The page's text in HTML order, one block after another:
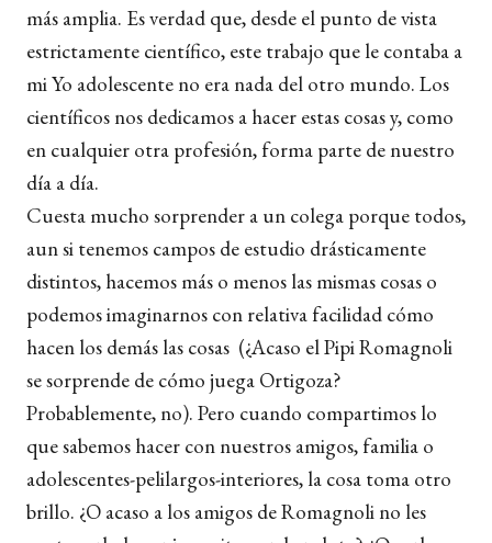
más amplia. Es verdad que, desde el punto de vista
estrictamente científico, este trabajo que le contaba a
mi Yo adolescente no era nada del otro mundo. Los
científicos nos dedicamos a hacer estas cosas y, como
en cualquier otra profesión, forma parte de nuestro
día a día.
Cuesta mucho sorprender a un colega porque todos,
aun si tenemos campos de estudio drásticamente
distintos, hacemos más o menos las mismas cosas o
podemos imaginarnos con relativa facilidad cómo
hacen los demás las cosas (¿Acaso el Pipi Romagnoli
se sorprende de cómo juega Ortigoza?
Probablemente, no). Pero cuando compartimos lo
que sabemos hacer con nuestros amigos, familia o
adolescentes-pelilargos-interiores, la cosa toma otro
brillo. ¿O acaso a los amigos de Romagnoli no les